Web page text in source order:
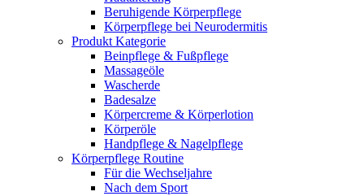
Beruhigende Körperpflege
Körperpflege bei Neurodermitis
Produkt Kategorie
Beinpflege & Fußpflege
Massageöle
Wascherde
Badesalze
Körpercreme & Körperlotion
Körperöle
Handpflege & Nagelpflege
Körperpflege Routine
Für die Wechseljahre
Nach dem Sport